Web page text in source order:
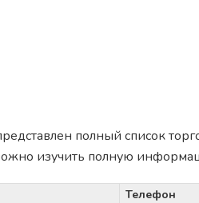
полный список
изучить полную
Телефон